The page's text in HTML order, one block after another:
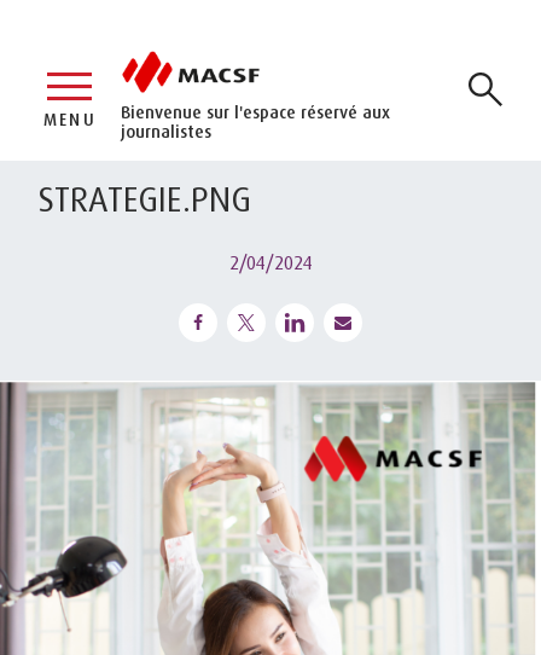
Bienvenue sur l'espace réservé aux
journalistes
MENU
STRATEGIE.PNG
2/04/2024